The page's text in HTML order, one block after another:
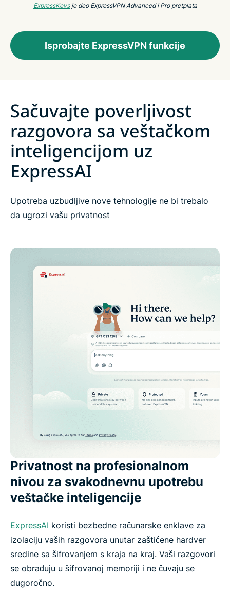
ExpressKeysje deo ExpressVPN Advanced i Pro pretplata
Isprobajte ExpressVPN funkcije
Sačuvajte poverljivost
razgovora sa veštačkom
inteligencijom uz
ExpressAI
Upotreba uzbudljive nove tehnologije ne bi trebalo
da ugrozi vašu privatnost
Privatnost na profesionalnom
nivou za svakodnevnu upotrebu
veštačke inteligencije
ExpressAI koristi bezbedne računarske enklave za
izolaciju vaših razgovora unutar zaštićene hardver
sredine sa šifrovanjem s kraja na kraj. Vaši razgovori
se obrađuju u šifrovanoj memoriji i ne čuvaju se
dugoročno.